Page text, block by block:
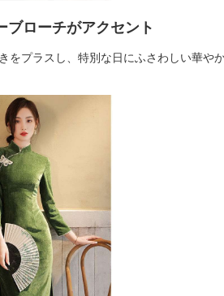
ブローチがアクセント
をプラスし、特別な日にふさわしい華や